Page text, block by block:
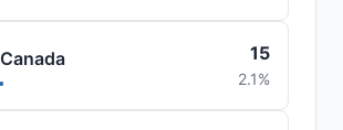
Canada 15
2.1%